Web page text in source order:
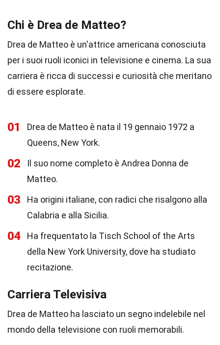
Chi è Drea de Matteo?
Drea de Matteo è un'attrice americana conosciuta
per i suoi ruoli iconici in televisione e cinema. La sua
carriera è ricca di successi e curiosità che meritano
di essere esplorate.
01
Drea de Matteo è nata il 19 gennaio 1972 a
Queens, New York.
02
Il suo nome completo è Andrea Donna de
Matteo.
03
Ha origini italiane, con radici che risalgono alla
Calabria e alla Sicilia.
04
Ha frequentato la Tisch School of the Arts
della New York University, dove ha studiato
recitazione.
Carriera Televisiva
Drea de Matteo ha lasciato un segno indelebile nel
mondo della televisione con ruoli memorabili.